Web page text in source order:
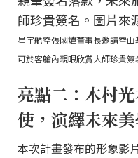
星宇航空張國煒董事長邀請空
可於客艙內親眼欣賞大師珍貴
亮點二：木村
使，演繹未來
本次計畫發布的形象影